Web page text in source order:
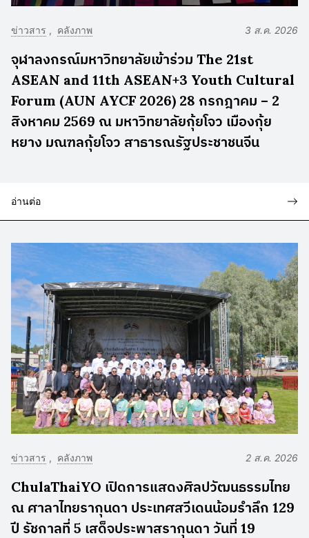
ข่าวสาร คลังภาพ 3 ส.ค. 2026
จุฬาลงกรณ์มหาวิทยาลัยเข้าร่วม The 21st
ASEAN and 11th ASEAN+3 Youth Cultural
Forum (AUN AYCF 2026) 28 กรกฎาคม – 2
สิงหาคม 2569 ณ มหาวิทยาลัยกุ้ยโจว เมืองกุ้ย
หยาง มณฑลกุ้ยโจว สาธารณรัฐประชาชนจีน
อ่านต่อ
ข่าวสาร คลังภาพ 2 ส.ค. 2026
ChulaThaiYO เปิดการแสดงศิลปวัฒนธรรมไทย
ณ ศาลาไทยรากุนดา ประเทศสวีเดนน้อมรำลึก 129
ปี รัชกาลที่ 5 เสด็จประพาสรากุนดา วันที่ 19